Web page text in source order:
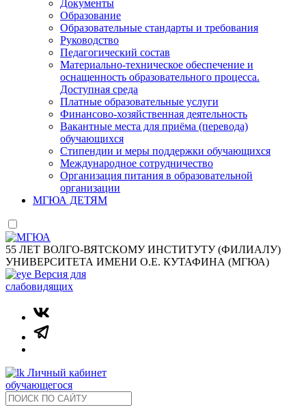
Документы
Образование
Образовательные стандарты и требования
Руководство
Педагогический состав
Материально-техническое обеспечение и
оснащенность образовательного процесса.
Доступная среда
Платные образовательные услуги
Финансово-хозяйственная деятельность
Вакантные места для приёма (перевода)
обучающихся
Стипендии и меры поддержки обучающихся
Международное сотрудничество
Организация питания в образовательной
организации
МГЮА ДЕТЯМ
55 ЛЕТ ВОЛГО-ВЯТСКОМУ ИНСТИТУТУ (ФИЛИАЛУ)
УНИВЕРСИТЕТА ИМЕНИ О.Е. КУТАФИНА (МГЮА)
Версия для
слабовидящих
Личный кабинет
обучающегося